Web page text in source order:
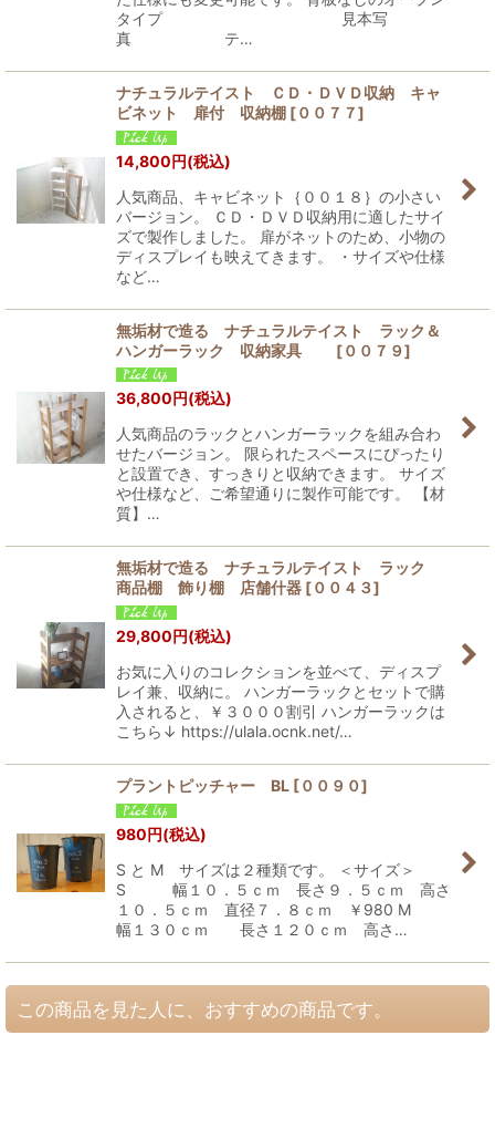
タイプ 見本写
真 テ…
ナチュラルテイスト ＣＤ・ＤＶＤ収納 キャ
ビネット 扉付 収納棚 [００７７]
14,800円(税込)
人気商品、キャビネット｛００１８｝の小さい
バージョン。 ＣＤ・ＤＶＤ収納用に適したサイ
ズで製作しました。 扉がネットのため、小物の
ディスプレイも映えてきます。 ・サイズや仕様
など…
無垢材で造る ナチュラルテイスト ラック＆
ハンガーラック 収納家具
[００７９]
36,800円(税込)
人気商品のラックとハンガーラックを組み合わ
せたバージョン。 限られたスペースにぴったり
と設置でき、すっきりと収納できます。 サイズ
や仕様など、ご希望通りに製作可能です。 【材
質】…
無垢材で造る ナチュラルテイスト ラック
商品棚 飾り棚 店舗什器 [００４３]
29,800円(税込)
お気に入りのコレクションを並べて、ディスプ
レイ兼、収納に。 ハンガーラックとセットで購
入されると、￥３０００割引 ハンガーラックは
こちら↓ https://ulala.ocnk.net/…
プラントピッチャー BL [００９０]
980円(税込)
S と M サイズは２種類です。 ＜サイズ＞
S 幅１０．５ｃｍ 長さ９．５ｃｍ 高さ
１０．５ｃｍ 直径７．８ｃｍ ￥980 M
幅１３０ｃｍ 長さ１２０ｃｍ 高さ…
この商品を見た人に、おすすめの商品です。